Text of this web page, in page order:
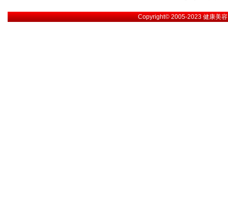
Copyright© 2005-2023健康美